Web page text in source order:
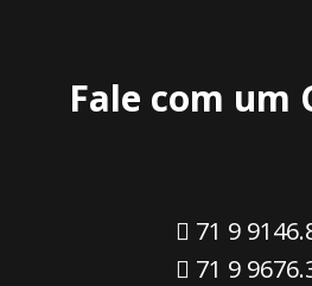
Fale com um
71 9
71 9